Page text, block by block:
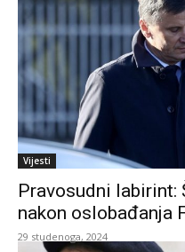
Vijesti
Pravosudni labirint:
nakon oslobađanja
29 studenoga, 2024